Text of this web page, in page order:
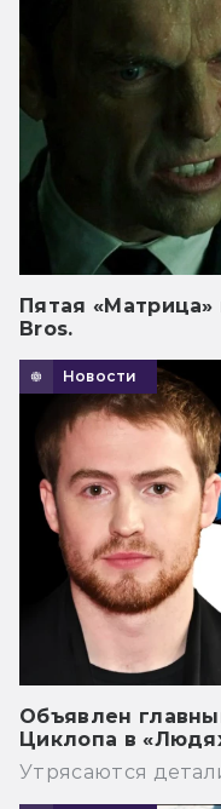
Пятая
Bros.
Новости
Объявлен
Циклопа в
Утрясаются